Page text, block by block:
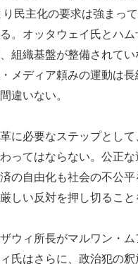
民主化の要求は強まっ
。オッタウェイ氏とハ
組織基盤が整備されて
メディア頼みの運動は
違いない。
に必要なステップとし
ってはならない。公正
の自由化も社会の不公
しい反対を押し切ること
ウィ所長がマルワン・
氏はさらに、政治犯の